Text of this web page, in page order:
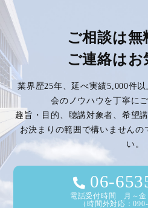
ナ
ビ
ゲ
ー
シ
ョ
ン
ご相談は無
ご連絡はお
業界歴25年、延べ実績5,000件
会のノウハウを丁寧に
趣旨・目的、聴講対象者、希望
お決まりの範囲で構いませんの
い。
06-
電話受付時間 月～金
（時間外対応：